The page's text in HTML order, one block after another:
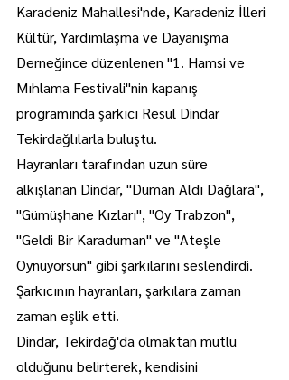
Karadeniz Mahallesi'nde, Karadeniz İlleri
Kültür, Yardımlaşma ve Dayanışma
Derneğince düzenlenen "1. Hamsi ve
Mıhlama Festivali"nin kapanış
programında şarkıcı Resul Dindar
Tekirdağlılarla buluştu.
Hayranları tarafından uzun süre
alkışlanan Dindar, "Duman Aldı Dağlara",
"Gümüşhane Kızları", "Oy Trabzon",
"Geldi Bir Karaduman" ve "Ateşle
Oynuyorsun" gibi şarkılarını seslendirdi.
Şarkıcının hayranları, şarkılara zaman
zaman eşlik etti.
Dindar, Tekirdağ'da olmaktan mutlu
olduğunu belirterek, kendisini